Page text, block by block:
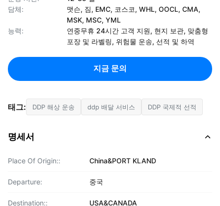
담체:
맷슨, 짐, EMC, 코스코, WHL, OOCL, CMA,
MSK, MSC, YML
능력:
연중무휴 24시간 고객 지원, 현지 보관, 맞춤형
포장 및 라벨링, 위험물 운송, 선적 및 하역
지금 문의
태그: DDP 해상 운송 ddp 배달 서비스 DDP 국제적 선적
명세서
Place Of Origin:: China&PORT KLAND
Departure: 중국
Destination:: USA&CANADA